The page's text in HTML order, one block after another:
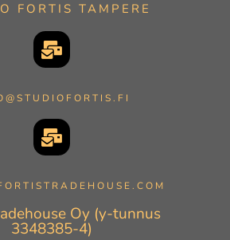
FORTIS TAMPERE
Oy (y-tunnus
3348385-4)